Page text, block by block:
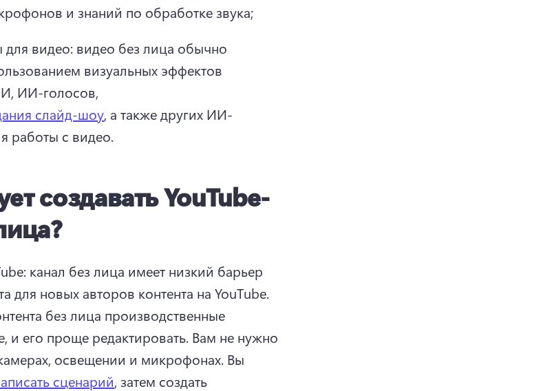
и знаний по обработке звука;
видео: видео без лица обычно
визуальных эффектов
ИИ-голосов,
слайд-шоу, а также других ИИ-
работы с видео.
создавать YouTube-
канал без лица имеет низкий барьер
без лица производственные
и его проще редактировать. Вам не нужно
освещении и микрофонах. Вы
сценарий, затем создать